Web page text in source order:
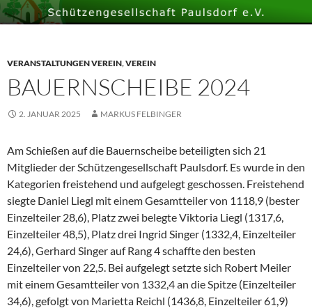
VERANSTALTUNGEN VEREIN,VEREIN
BAUERNSCHEIBE 2024
2. JANUAR 2025 MARKUS FELBINGER
Am Schießen auf die Bauernscheibe beteiligten sich 21
Mitglieder der Schützengesellschaft Paulsdorf. Es wurde in den
Kategorien freistehend und aufgelegt geschossen. Freistehend
siegte Daniel Liegl mit einem Gesamtteiler von 1118,9 (bester
Einzelteiler 28,6), Platz zwei belegte Viktoria Liegl (1317,6,
Einzelteiler 48,5), Platz drei Ingrid Singer (1332,4, Einzelteiler
24,6), Gerhard Singer auf Rang 4 schaffte den besten
Einzelteiler von 22,5. Bei aufgelegt setzte sich Robert Meiler
mit einem Gesamtteiler von 1332,4 an die Spitze (Einzelteiler
34,6), gefolgt von Marietta Reichl (1436,8, Einzelteiler 61,9)